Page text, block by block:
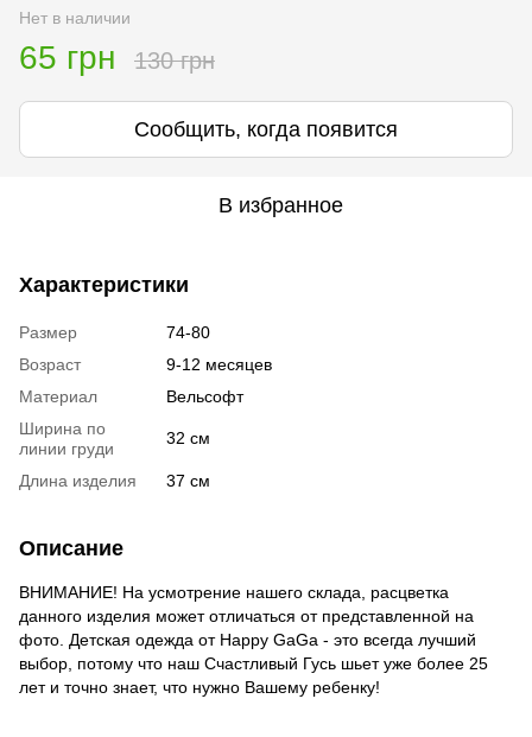
Нет в наличии
65 грн 130 грн
Сообщить, когда появится
В избранное
Характеристики
Размер
74-80
Возраст
9-12 месяцев
Материал
Вельсофт
Ширина по
линии груди
32 см
Длина изделия 37 см
Описание
ВНИМАНИЕ! На усмотрение нашего склада, расцветка
данного изделия может отличаться от представленной на
фото. Детская одежда от Happy GaGa - это всегда лучший
выбор, потому что наш Счастливый Гусь шьет уже более 25
лет и точно знает, что нужно Вашему ребенку!